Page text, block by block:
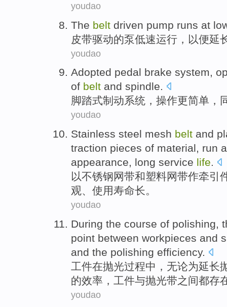
youdao
The belt driven pump runs at
皮带驱动的泵低速运行 ，以便延
youdao
Adopted pedal brake system,
of belt and spindle.
脚踏式制动系统 ， 操作更简单 ，
youdao
Stainless steel mesh belt and
traction pieces of material, run
appearance, long service life.
以不锈钢网带和塑料网带作牵引
观、使用寿命长。
youdao
During the course of polishing,
point between workpieces and
and the polishing efficiency.
工件在抛光过程中，无论为延长
的效率 ，工件与抛光带之间都存
youdao